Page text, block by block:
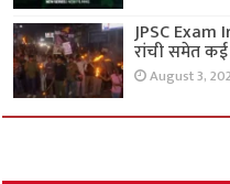
JPSC Exam
रांची समेत कई
August 3,